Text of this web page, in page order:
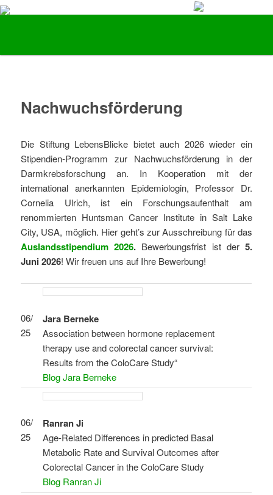
Stiftung LebensBlicke
Nachwuchsförderung
Die Stiftung LebensBlicke bietet auch 2026 wieder ein
Stipendien-Programm zur Nachwuchsförderung in der
Darmkrebsforschung an. In Kooperation mit der
international anerkannten Epidemiologin, Professor Dr.
Cornelia Ulrich, ist ein Forschungsaufenthalt am
renommierten Huntsman Cancer Institute in Salt Lake
City, USA, möglich. Hier geht’s zur Ausschreibung für das
Auslandsstipendium 2026. Bewerbungsfrist ist der 5.
Juni 2026! Wir freuen uns auf Ihre Bewerbung!
06/
25
Jara Berneke
Association between hormone replacement
therapy use and colorectal cancer survival:
Results from the ColoCare Study“
Blog Jara Berneke
06/
25
Ranran Ji
Age-Related Differences in predicted Basal
Metabolic Rate and Survival Outcomes after
Colorectal Cancer in the ColoCare Study
Blog Ranran Ji